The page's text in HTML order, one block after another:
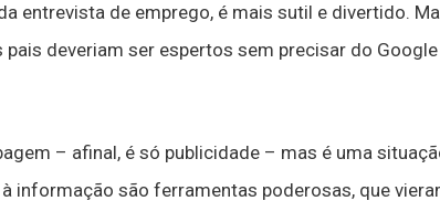
entrevista de emprego, é mais sutil e divertido.
pais deveriam ser espertos sem precisar do
– afinal, é só publicidade – mas é uma
informação são ferramentas poderosas, que